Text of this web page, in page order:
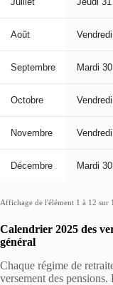
Août
Septembre Mardi
Octobre
Novembre
Décembre Mardi
Affichage de l'élément 1 à 12 sur
Calendrier 2025 des
général
Chaque régime de
versement des